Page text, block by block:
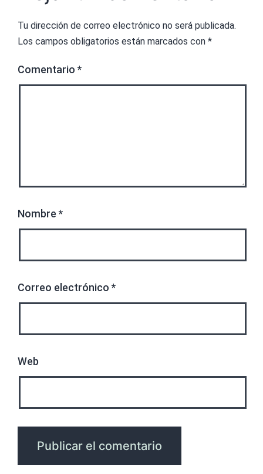
Tu dirección de correo electrónico no será publicada.
Los campos obligatorios están marcados con *
Comentario *
Nombre *
Correo electrónico *
Web